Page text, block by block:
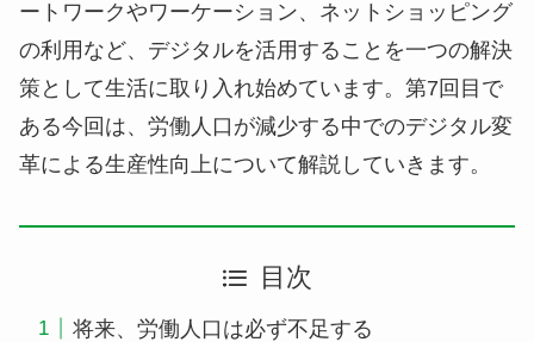
ートワークやワーケーション、ネットショッピング
の利用など、デジタルを活用することを一つの解決
策として生活に取り入れ始めています。第7回目で
ある今回は、労働人口が減少する中でのデジタル変
革による生産性向上について解説していきます。
目次
将来、労働人口は必ず不足する